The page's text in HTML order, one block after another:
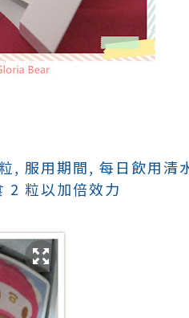
, 服用期間, 每日飲用清
2 粒以加倍效力